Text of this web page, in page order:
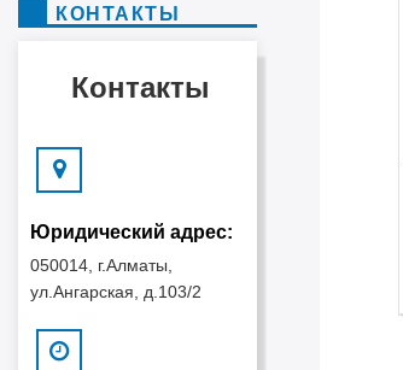
КОНТАКТЫ
Контакты
Юридический адрес:
050014, г.Алматы,
ул.Ангарская, д.103/2
Трубная изоляция 9x6мм ROKAFLEX
Цены в прайс-листе